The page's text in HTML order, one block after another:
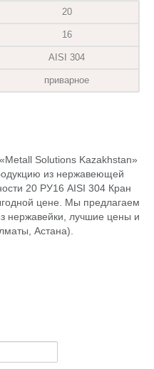
20
16
AISI 304
приварное
Solutions Kazakhstan»
из нержавеющей
20 РУ16 AISI 304 Кран
цене. Мы предлагаем
нержавейки, лучшие цены и
Астана).